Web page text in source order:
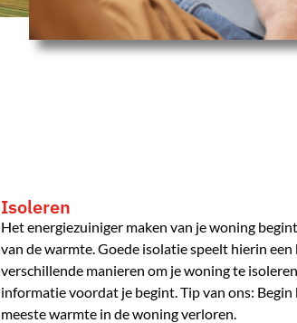
Isoleren
Het energiezuiniger maken van je woning
van de warmte. Goede isolatie speelt hierin
verschillende manieren om je woning te
informatie voordat je begint. Tip van ons:
meeste warmte in de woning verloren.